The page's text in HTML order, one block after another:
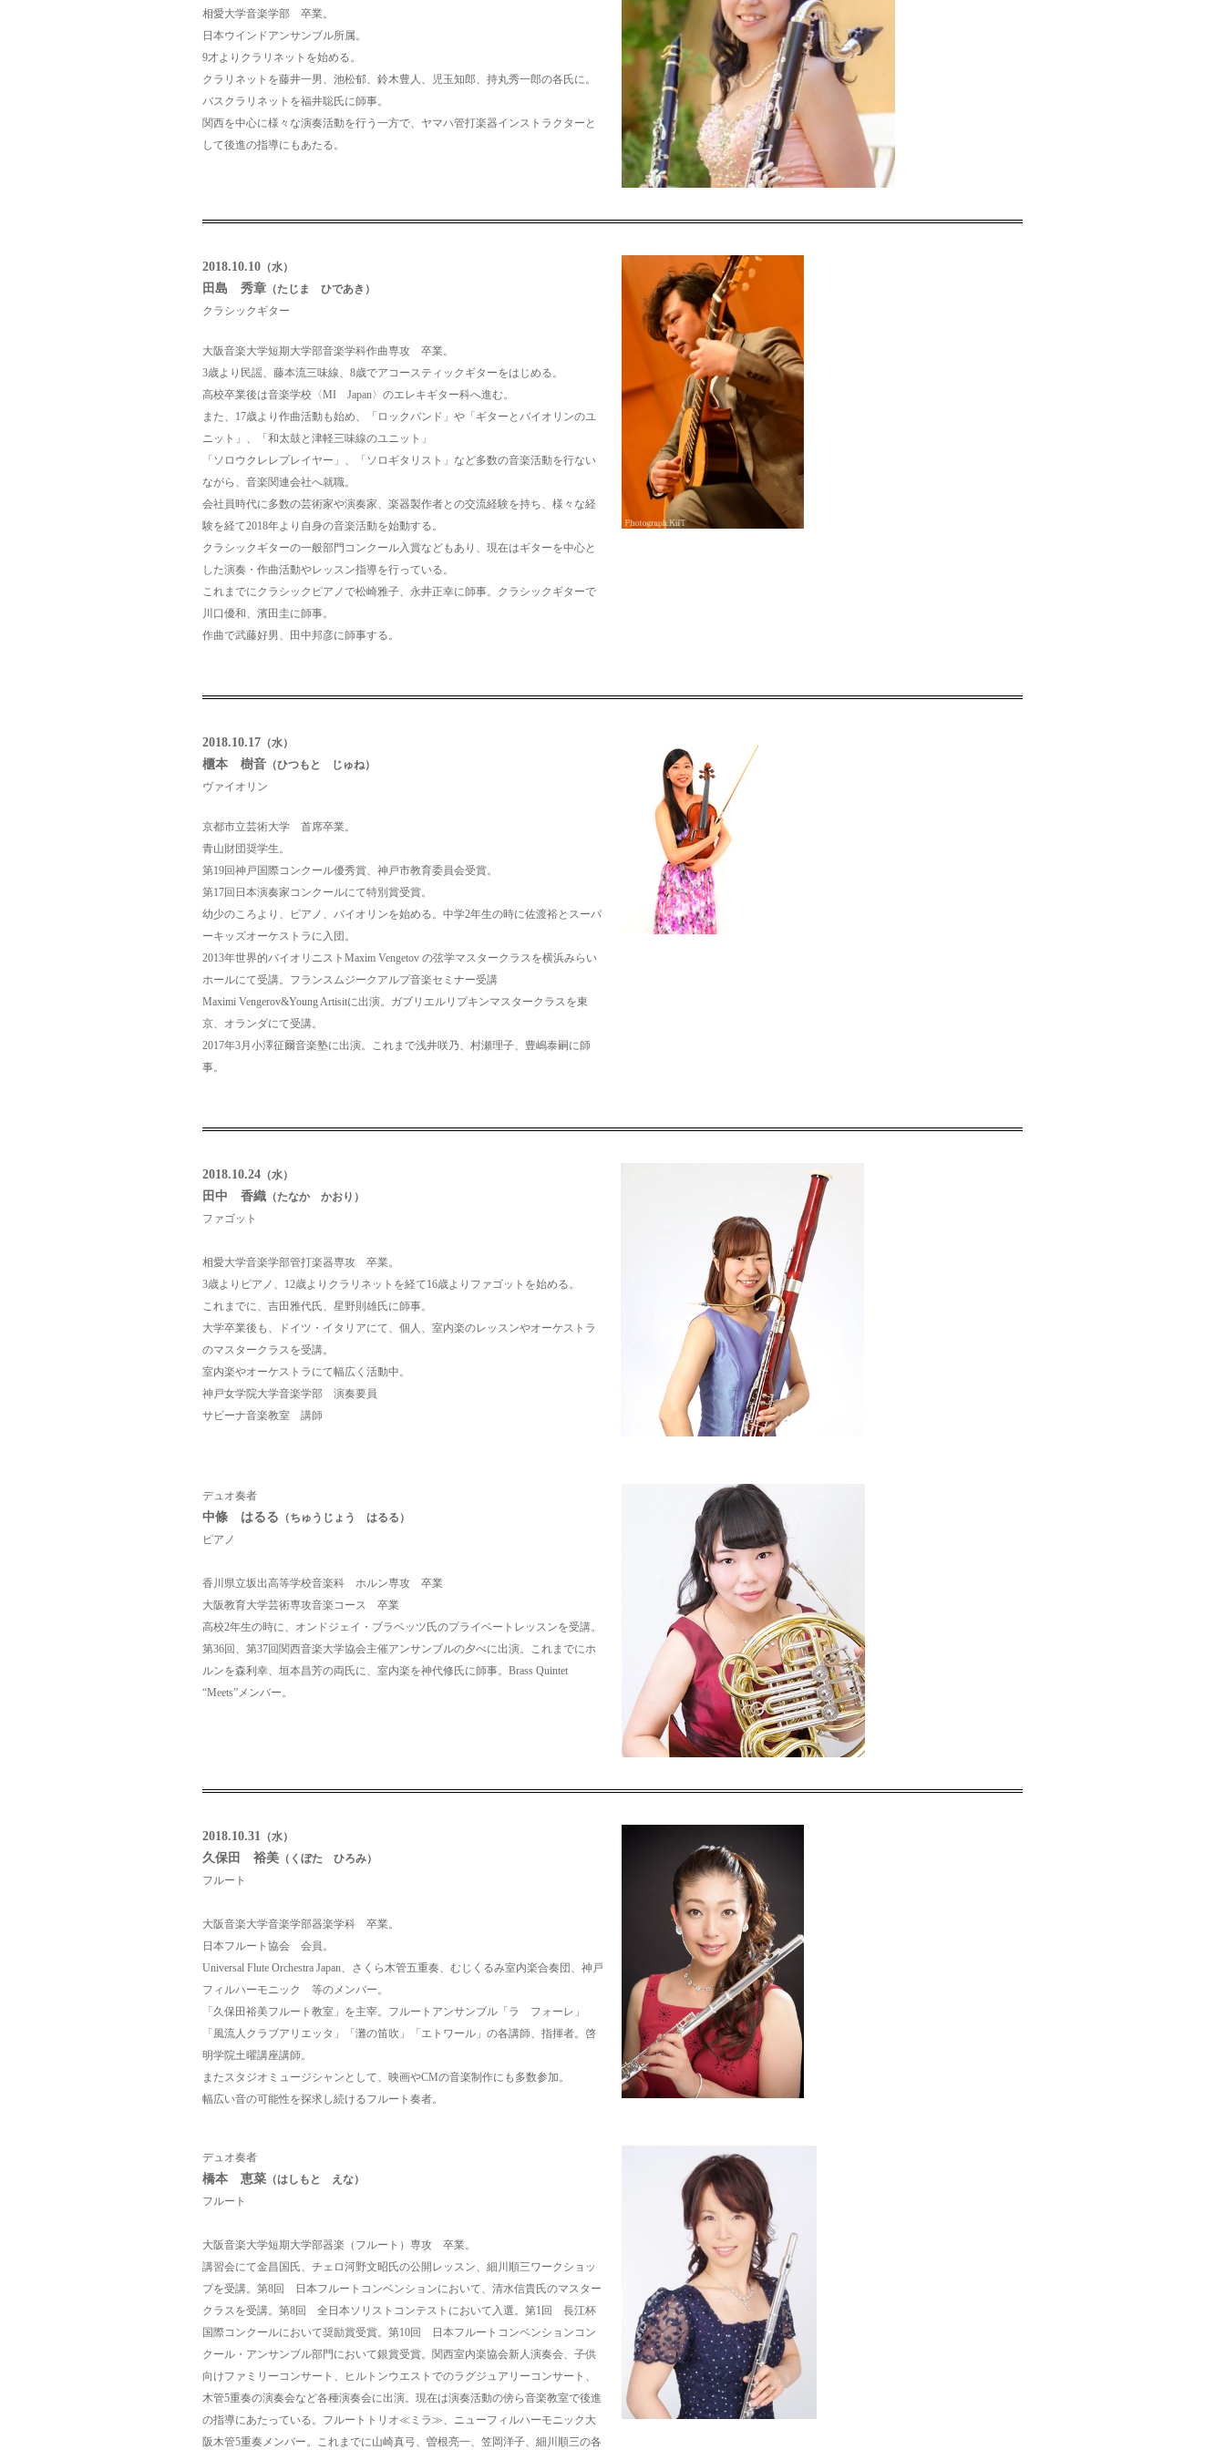
相愛大学音楽学部 卒業。
日本ウインドアンサンブル所属。
9才よりクラリネットを始める。
クラリネットを藤井一男、池松郁、鈴木豊人、児玉知郎、持丸秀一郎の各氏に。
バスクラリネットを福井聡氏に師事。
関西を中心に様々な演奏活動を行う一方で、ヤマハ管打楽器インストラクターと
して後進の指導にもあたる。
2018.10.10 （水）
田島 秀章 （たじま ひであき）
クラシックギター
大阪音楽大学短期大学部音楽学科作曲専攻 卒業。
3歳より民謡、藤本流三味線、8歳でアコースティックギターをはじめる。
高校卒業後は音楽学校〈MI Japan〉のエレキギター科へ進む。
また、17歳より作曲活動も始め、「ロックバンド」や「ギターとバイオリンのユ
ニット」、「和太鼓と津軽三味線のユニット」
「ソロウクレレプレイヤー」、「ソロギタリスト」など多数の音楽活動を行ない
ながら、音楽関連会社へ就職。
会社員時代に多数の芸術家や演奏家、楽器製作者との交流経験を持ち、様々な経
験を経て2018年より自身の音楽活動を始動する。
クラシックギターの一般部門コンクール入賞などもあり、現在はギターを中心と
した演奏・作曲活動やレッスン指導を行っている。
これまでにクラシックピアノで松崎雅子、永井正幸に師事。クラシックギターで
川口優和、濱田圭に師事。
作曲で武藤好男、田中邦彦に師事する。
2018.10.17 （水）
櫃本 樹音 （ひつもと じゅね）
ヴァイオリン
京都市立芸術大学 首席卒業。
青山財団奨学生。
第19回神戸国際コンクール優秀賞、神戸市教育委員会受賞。
第17回日本演奏家コンクールにて特別賞受賞。
幼少のころより、ピアノ、バイオリンを始める。中学2年生の時に佐渡裕とスーパ
ーキッズオーケストラに入団。
2013年世界的バイオリニストMaxim Vengetov の弦学マスタークラスを横浜みらい
ホールにて受講。フランスムジークアルプ音楽セミナー受講
Maximi Vengerov&Young Artisitに出演。ガブリエルリプキンマスタークラスを東
京、オランダにて受講。
2017年3月小澤征爾音楽塾に出演。これまで浅井咲乃、村瀬理子、豊嶋泰嗣に師
事。
2018.10.24 （水）
田中 香織 （たなか かおり）
ファゴット
相愛大学音楽学部管打楽器専攻 卒業。
3歳よりピアノ、12歳よりクラリネットを経て16歳よりファゴットを始める。
これまでに、吉田雅代氏、星野則雄氏に師事。
大学卒業後も、ドイツ・イタリアにて、個人、室内楽のレッスンやオーケストラ
のマスタークラスを受講。
室内楽やオーケストラにて幅広く活動中。
神戸女学院大学音楽学部 演奏要員
サビーナ音楽教室 講師
デュオ奏者
中條 はるる （ちゅうじょう はるる）
ピアノ
香川県立坂出高等学校音楽科 ホルン専攻 卒業
大阪教育大学芸術専攻音楽コース 卒業
高校2年生の時に、オンドジェイ・ブラベッツ氏のプライベートレッスンを受講。
第36回、第37回関西音楽大学協会主催アンサンブルの夕べに出演。 これまでにホ
ルンを森利幸、垣本昌芳の両氏に、室内楽を神代修氏に師事。 Brass Quintet
“Meets”メンバー。
2018.10.31 （水）
久保田 裕美 （くぼた ひろみ）
フルート
大阪音楽大学音楽学部器楽学科 卒業。
日本フルート協会 会員。
Universal Flute Orchestra Japan、さくら木管五重奏、むじくるみ室内楽合奏団、神戸
フィルハーモニック 等のメンバー。
「久保田裕美フルート教室」を主宰。フルートアンサンブル「ラ フォーレ」
「風流人クラブアリエッタ」「灘の笛吹」「エトワール」の各講師、指揮者。啓
明学院土曜講座講師。
またスタジオミュージシャンとして、映画やCMの音楽制作にも多数参加。
幅広い音の可能性を探求し続けるフルート奏者。
デュオ奏者
橋本 恵菜 （はしもと えな）
フルート
大阪音楽大学短期大学部器楽（フルート）専攻 卒業。
講習会にて金昌国氏、チェロ河野文昭氏の公開レッスン、細川順三ワークショッ
プを受講。 第8回 日本フルートコンベンションにおいて、清水信貴氏のマスター
クラスを受講。 第8回 全日本ソリストコンテストにおいて入選。 第1回 長江杯
国際コンクールにおいて奨励賞受賞。 第10回 日本フルートコンベンションコン
クール・アンサンブル部門において銀賞受賞。 関西室内楽協会新人演奏会、子供
向けファミリーコンサート、ヒルトンウエストでのラグジュアリーコンサート、
木管5重奏の演奏会など各種演奏会に出演。 現在は演奏活動の傍ら音楽教室で後進
の指導にあたっている。 フルートトリオ≪ミラ≫、ニューフィルハーモニック大
阪木管5重奏メンバー。 これまでに山崎真弓、曽根亮一、笠岡洋子、細川順三の各